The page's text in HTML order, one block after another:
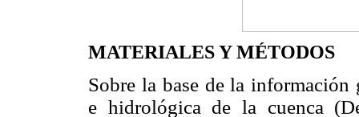
MATERIALES Y MÉTODOS
Sobre la base de la
e hidrológica de la cuenca